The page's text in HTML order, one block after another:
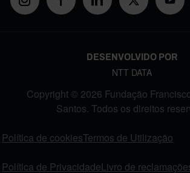
DESENVOLVIDO POR
NTT DATA
Copyright © 2026 Fundação
Santos. Todos os direitos
Política de cookiesTermos de Utilização
Política de PrivacidadeLivro de